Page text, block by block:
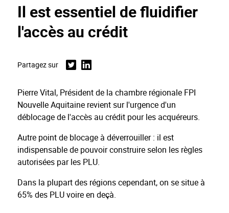
Il est essentiel de fluidifier
l'accès au crédit
Partagez sur TwitterLinkedin
Pierre Vital, Président de la chambre régionale FPI
Nouvelle Aquitaine revient sur l'urgence d'un
déblocage de l'accès au crédit pour les acquéreurs.
Autre point de blocage à déverrouiller : il est
indispensable de pouvoir construire selon les règles
autorisées par les PLU.
Dans la plupart des régions cependant, on se situe à
65% des PLU voire en deçà.